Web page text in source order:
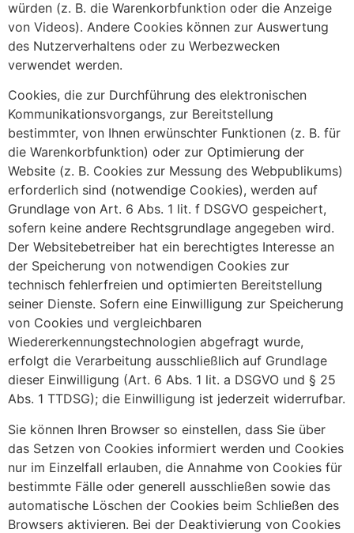
würden (z. B. die Warenkorbfunktion oder die Anzeige
von Videos). Andere Cookies können zur Auswertung
des Nutzerverhaltens oder zu Werbezwecken
verwendet werden.
Cookies, die zur Durchführung des elektronischen
Kommunikationsvorgangs, zur Bereitstellung
bestimmter, von Ihnen erwünschter Funktionen (z. B. für
die Warenkorbfunktion) oder zur Optimierung der
Website (z. B. Cookies zur Messung des Webpublikums)
erforderlich sind (notwendige Cookies), werden auf
Grundlage von Art. 6 Abs. 1 lit. f DSGVO gespeichert,
sofern keine andere Rechtsgrundlage angegeben wird.
Der Websitebetreiber hat ein berechtigtes Interesse an
der Speicherung von notwendigen Cookies zur
technisch fehlerfreien und optimierten Bereitstellung
seiner Dienste. Sofern eine Einwilligung zur Speicherung
von Cookies und vergleichbaren
Wiedererkennungstechnologien abgefragt wurde,
erfolgt die Verarbeitung ausschließlich auf Grundlage
dieser Einwilligung (Art. 6 Abs. 1 lit. a DSGVO und § 25
Abs. 1 TTDSG); die Einwilligung ist jederzeit widerrufbar.
Sie können Ihren Browser so einstellen, dass Sie über
das Setzen von Cookies informiert werden und Cookies
nur im Einzelfall erlauben, die Annahme von Cookies für
bestimmte Fälle oder generell ausschließen sowie das
automatische Löschen der Cookies beim Schließen des
Browsers aktivieren. Bei der Deaktivierung von Cookies